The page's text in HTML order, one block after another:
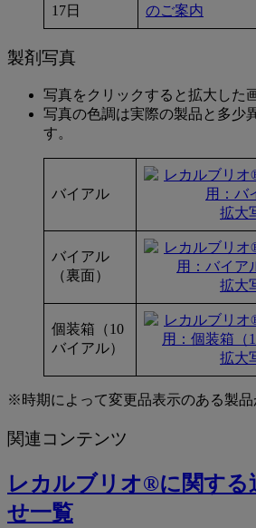
®
配
17日
のご案内
製剤写真
写真をクリックすると拡大した
写真の色調は実際の製品と多少
す。
バイアル
拡大
バイアル
（裏面）
拡大
個装箱（10
バイアル）
拡大
※時期によって変更品表示のある製
関連コンテンツ
レカルブリオ®に関する
せ一覧